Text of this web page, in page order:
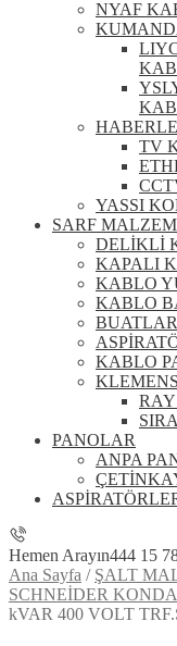
NYAF
TV
YASSI
SARF
DELİKLİ
KAPALI
KABLO
KABLO
BUATLAR
KABLO
PANOLAR
ANPA
Hemen Arayın444 15
Ana Sayfa / ŞALT
SCHNEİDER
kVAR 400 VOLT